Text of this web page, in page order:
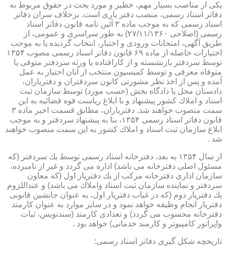
یكی از مناصب بسیار مهم، خطیر و مورد بحث در حقوق مربوط به
دفاتر اسناد رسمی، منصب دفتر یاری است. برخلاف سران دفاتر
اسناد رسمی كه به موجب ماده ۳ آئین نامه قانون دفاتر اسناد
رسمی (اصلاحی ۲۷/۱۱/۱۳۶۰) به طور سراسری و عمومی، از
طریق آگهی، امتحانات ورودی و اختبار، انتخاب گردیده یا به موجب
اختیارات حاصله از ماده ۶۹ قانون دفاتر اسناد رسمی مصوب ۱۳۵۴
توسط سردفتر بازنشسته و از كارافتاده یا ورثه سردفتر متوفی یا
متوفاه معرفی و توسط كمیسیون منتخب از آنان اختبار به عمل
آمده و پس از اخذ نظر مشورتی كانون سردفتران و دفتریاران،
دادستان محل یا دادگاه بخش (حسب مورد) توسط سازمان ثبت
اسناد و املاك كشور پیشنهاد و با ابلاغ ریاست قوه قضائیه به این
سمت منصوب خواهند شد. دفتریاران، مطابق قسمت اخیر ماده ۳
قانون دفاتر اسناد رسمی ۱۳۵۴، بنا به پیشنهاد سردفتر و به موجب
ابلاغ سازمان ثبت اسناد و املاك كشور به این سمت منصوب خواهند
شد .
از سال ۱۳۵۴ به بعد، دفترخانه اسناد رسمی توسط یك سردفتر (كه
مسئول اصلی دفترخانه می باشد) اداره می گردد و غیر از نامبرده،
سازمان اداری دفترخانه مركب از یك دفتریار اول (كه معاون
سردفتر و نماینده سازمان ثبت اسناد واملاك می باشد) و عنداللزوم
یك دفتریار دوم (كه در غیاب دفتریار اول، به عنوان جانشین قانونی
دفتریار انجام وظیفه خواهد نمود و در سایر موارد به عنوان كارمند
دفترخانه محسوب می گردد) و تعدادی كارمند (سندنویس، ثبات
واپراتور كامپیوتر و كارمند خدماتی) خواهد بود .
تاریخچه شكل گیری دفاتر اسناد رسمی: